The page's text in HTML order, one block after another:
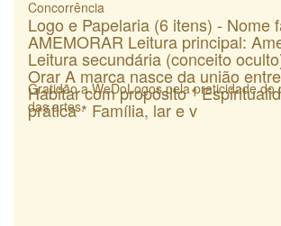
Concorrência
Logo e Papelaria (6 itens) - Nome
AMEMORAR Leitura principal:
Leitura secundária (conceito
Orar A marca nasce da união
Habitar com propósito *
prática * Família, lar e v
Gratidão a WeDoLogos pela praticidade do
das artes.